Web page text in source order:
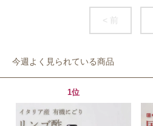
< 前
今週よく見られている商品
1位